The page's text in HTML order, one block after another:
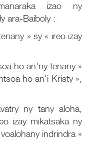
izao ny
ara-Baiboly :
» sy « ireo izay
ho an'ny tenany »
ho an'i Kristy »,
ny tany aloha,
izay mikatsaka ny
indrindra »